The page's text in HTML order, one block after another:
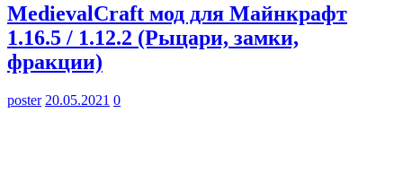
MedievalCraft мод для Майнкрафт
1.16.5 / 1.12.2 (Рыцари, замки,
фракции)
poster 20.05.2021 0